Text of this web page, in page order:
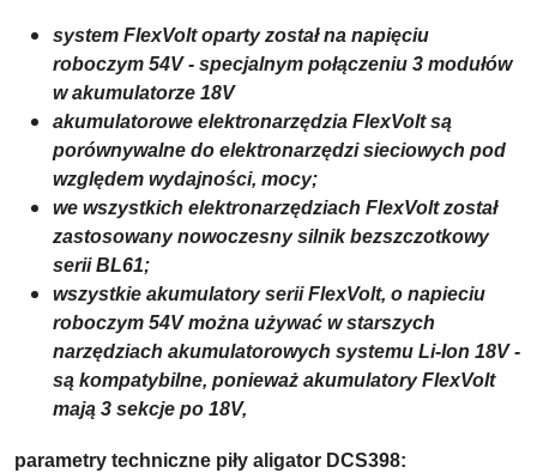
system FlexVolt oparty został na napięciu
roboczym 54V - specjalnym połączeniu 3 modułów
w akumulatorze 18V
akumulatorowe elektronarzędzia FlexVolt są
porównywalne do elektronarzędzi sieciowych pod
względem wydajności, mocy;
we wszystkich elektronarzędziach FlexVolt został
zastosowany nowoczesny silnik bezszczotkowy
serii BL61;
wszystkie akumulatory serii FlexVolt, o napieciu
roboczym 54V można używać w starszych
narzędziach akumulatorowych systemu Li-Ion 18V -
są kompatybilne, ponieważ akumulatory FlexVolt
mają 3 sekcje po 18V,
parametry techniczne piły aligator DCS398: